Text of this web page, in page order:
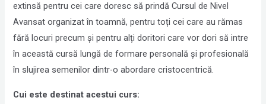
extinsă pentru cei care doresc să prindă Cursul de Nivel
Avansat organizat în toamnă, pentru toți cei care au rămas
fără locuri precum și pentru alți doritori care vor dori să intre
în această cursă lungă de formare personală și profesională
în slujirea semenilor dintr-o abordare cristocentrică.
Cui este destinat acestui curs: